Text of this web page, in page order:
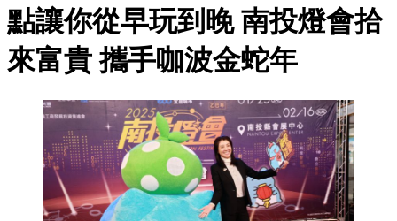
點讓你從早玩到晚 南投燈會拾
來富貴 攜手咖波金蛇年